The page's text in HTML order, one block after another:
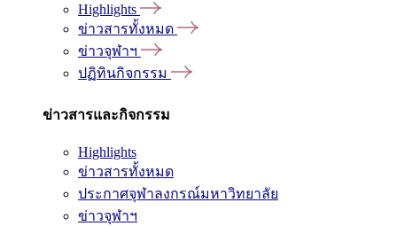
Highlights
ข่าวสารทั้งหมด
ข่าวจุฬาฯ
ปฏิทินกิจกรรม
ข่าวสารและกิจกรรม
Highlights
ข่าวสารทั้งหมด
ประกาศจุฬาลงกรณ์มหาวิทยาลัย
ข่าวจุฬาฯ